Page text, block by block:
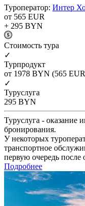
Туроператор: Интер
от 565 EUR
+ 295 BYN
Cтоимость тура
✓
Турпродукт
от 1978 BYN (565
✓
Туруслуга
295 BYN
Туруслуга - оказание
бронирования.
У некоторых
транспортное
первую очередь после
Подробнее